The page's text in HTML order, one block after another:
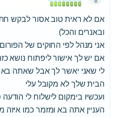
אם לא ראית טוב אסור לבקש
ובאנרים והכל)
אני מנהל לפי החוקים של הפורום
אם יש לך אישור ליפתוח נושא
לי שאני יאשר לך אבל שאתה בא
הבית שלך לא מקובל עלי
ועכשיו בימקום לישלוח לי
העניין אתה בא ומזמר כמו